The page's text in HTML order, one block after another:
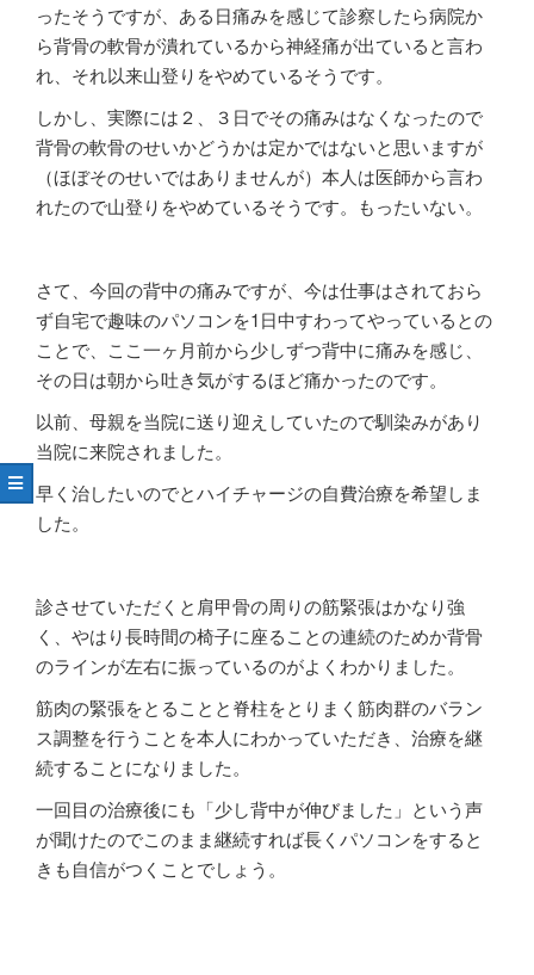
ったそうですが、ある日痛みを感じて診察したら病院か
ら背骨の軟骨が潰れているから神経痛が出ていると言わ
れ、それ以来山登りをやめているそうです。
しかし、実際には２、３日でその痛みはなくなったので
背骨の軟骨のせいかどうかは定かではないと思いますが
（ほぼそのせいではありませんが）本人は医師から言わ
れたので山登りをやめているそうです。もったいない。
さて、今回の背中の痛みですが、今は仕事はされておら
ず自宅で趣味のパソコンを1日中すわってやっているとの
ことで、ここ一ヶ月前から少しずつ背中に痛みを感じ、
その日は朝から吐き気がするほど痛かったのです。
以前、母親を当院に送り迎えしていたので馴染みがあり
当院に来院されました。
早く治したいのでとハイチャージの自費治療を希望しま
した。
診させていただくと肩甲骨の周りの筋緊張はかなり強
く、やはり長時間の椅子に座ることの連続のためか背骨
のラインが左右に振っているのがよくわかりました。
筋肉の緊張をとることと脊柱をとりまく筋肉群のバラン
ス調整を行うことを本人にわかっていただき、治療を継
続することになりました。
一回目の治療後にも「少し背中が伸びました」という声
が聞けたのでこのまま継続すれば長くパソコンをすると
きも自信がつくことでしょう。